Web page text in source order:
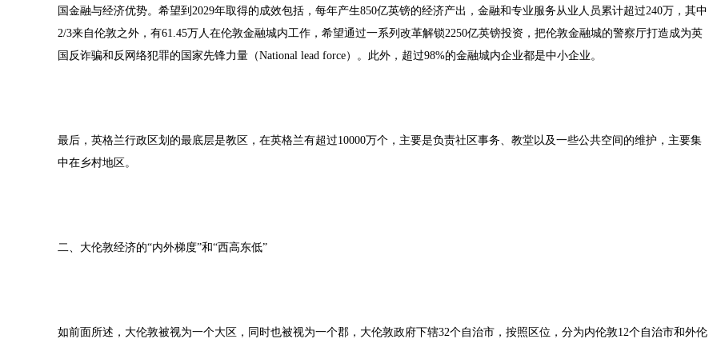
国金融与经济优势。希望到2029年取得的成效包括，每年产生850亿英镑的经济产出，金融和专业服务从业人员累计超过240万，其中
2/3来自伦敦之外，有61.45万人在伦敦金融城内工作，希望通过一系列改革解锁2250亿英镑投资，把伦敦金融城的警察厅打造成为英
国反诈骗和反网络犯罪的国家先锋力量（National lead force）。此外，超过98%的金融城内企业都是中小企业。
最后，英格兰行政区划的最底层是教区，在英格兰有超过10000万个，主要是负责社区事务、教堂以及一些公共空间的维护，主要集
中在乡村地区。
二、大伦敦经济的“内外梯度”和“西高东低”
如前面所述，大伦敦被视为一个大区，同时也被视为一个郡，大伦敦政府下辖32个自治市，按照区位，分为内伦敦12个自治市和外伦